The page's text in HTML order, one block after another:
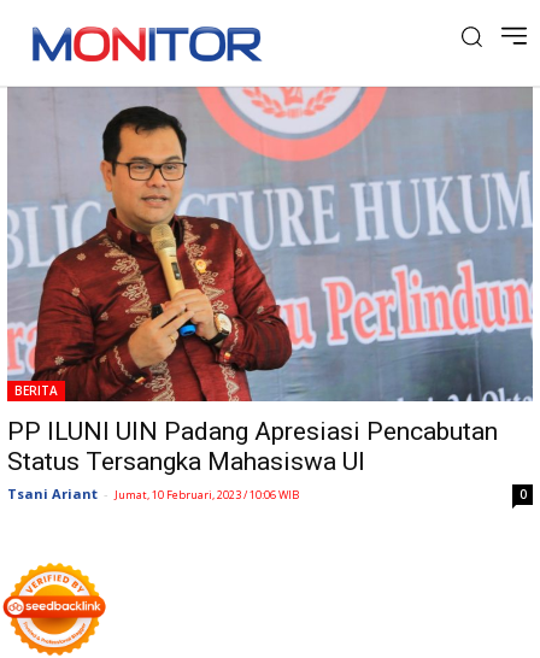
Tag: PP ILUNI UIN Padang
BERITA
PP ILUNI UIN Padang Apresiasi Pencabutan
Status Tersangka Mahasiswa UI
Tsani Ariant - Jumat, 10 Februari, 2023 / 10:06 WIB 0